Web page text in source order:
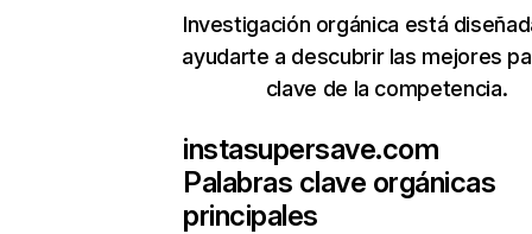
Investigación orgánica está
ayudarte a descubrir las mejores
clave de la competencia.
instasupersave.com
Palabras clave orgánicas
principales